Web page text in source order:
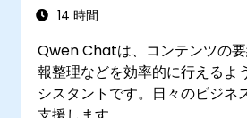
14 時間
Qwen Chatは、コンテンツの
報整理などを効率的に行えるよ
シスタントです。日々のビジネ